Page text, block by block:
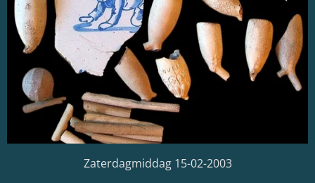
Zaterdagmiddag 15-02-2003